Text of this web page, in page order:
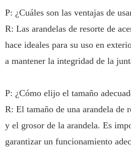
P: ¿Cuáles son las ventajas de
R: Las arandelas de resorte de
hace ideales para su uso en
a mantener la integridad de la
P: ¿Cómo elijo el tamaño
R: El tamaño de una arandela de
y el grosor de la arandela. Es
garantizar un funcionamiento